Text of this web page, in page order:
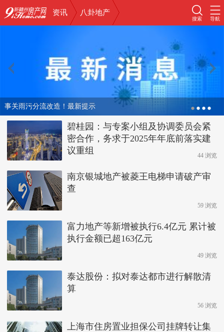
资讯 八卦地产
搜索 导航
事关雨污分流改造！最新提示
碧桂园：与专案小组及协调委员会紧
密合作，务求于2025年年底前落实建
议重组
44 浏览
南京银城地产被菱王电梯申请破产审
查
59 浏览
富力地产等新增被执行6.4亿元 累计被
执行金额已超163亿元
49 浏览
泰达股份：拟对泰达都市进行解散清
算
56 浏览
上海市住房置业担保公司挂牌转让集